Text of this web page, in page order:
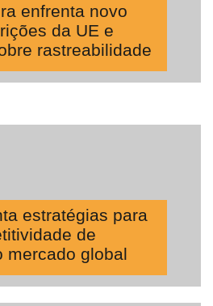
enfrenta novo
da UE e
rastreabilidade
estratégias para
de
mercado global